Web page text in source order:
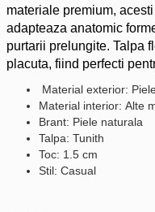
materiale premium,
adapteaza anatomic
purtarii prelungite. Talpa
placuta, fiind perfecti
Material exterior:
Material interior: Alte
Brant: Piele naturala
Talpa: Tunith
Toc: 1.5 cm
Stil: Casual